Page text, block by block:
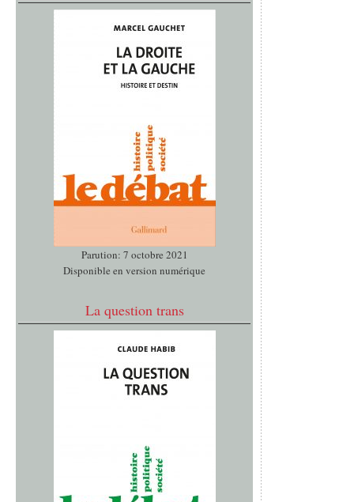
Parution: 7 octobre 2021
Disponible en version numérique
La question trans